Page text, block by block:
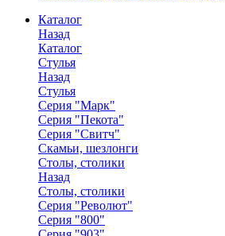
Каталог
Назад
Каталог
Стулья
Назад
Стулья
Серия "Марк"
Серия "Пекота"
Серия "Свитч"
Скамьи, шезлонги
Столы, столики
Назад
Столы, столики
Серия "Револют"
Серия "800"